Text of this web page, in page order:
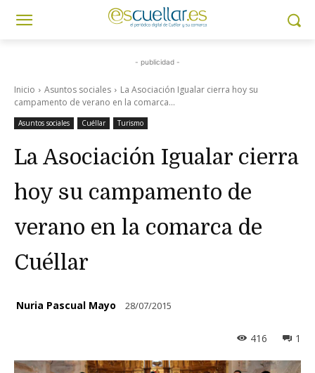
- publicidad -
Inicio Asuntos sociales
La Asociación Igualar cierra hoy su
campamento de verano en la comarca...
Asuntos sociales Cuéllar Turismo
La Asociación Igualar cierra
hoy su campamento de
verano en la comarca de
Cuéllar
Nuria Pascual Mayo 28/07/2015
1
416